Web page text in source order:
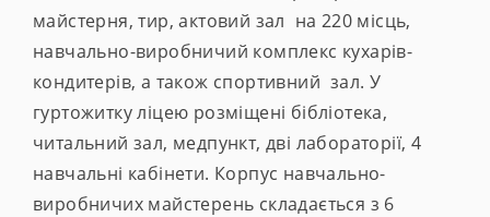
майстерня, тир, актовий зал на 220 місць,
навчально-виробничий комплекс кухарів-
кондитерів, а також спортивний зал. У
гуртожитку ліцею розміщені бібліотека,
читальний зал, медпункт, дві лабораторії, 4
навчальні кабінети. Корпус навчально-
виробничих майстерень складається з 6